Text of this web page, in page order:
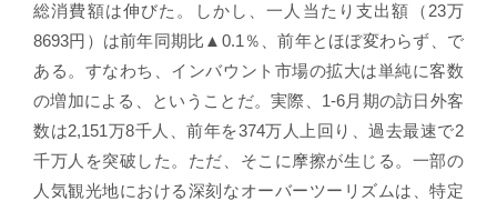
総消費額は伸びた。しかし、一人当たり支出額（23万
8693円）は前年同期比▲0.1％、前年とほぼ変わらず、で
ある。すなわち、インバウント市場の拡大は単純に客数
の増加による、ということだ。実際、1-6月期の訪日外客
数は2,151万8千人、前年を374万人上回り、過去最速で2
千万人を突破した。ただ、そこに摩擦が生じる。一部の
人気観光地における深刻なオーバーツーリズムは、特定